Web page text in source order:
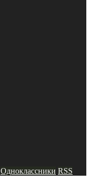
Одноклассники RSS